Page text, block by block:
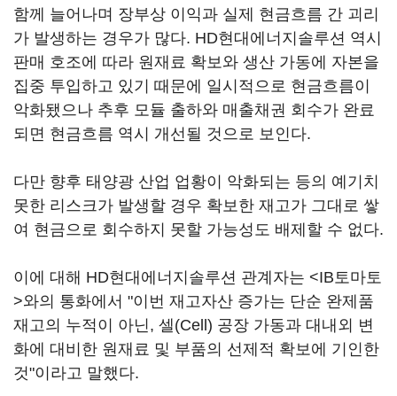
함께 늘어나며 장부상 이익과 실제 현금흐름 간 괴리
가 발생하는 경우가 많다. HD현대에너지솔루션 역시
판매 호조에 따라 원재료 확보와 생산 가동에 자본을
집중 투입하고 있기 때문에 일시적으로 현금흐름이
악화됐으나 추후 모듈 출하와 매출채권 회수가 완료
되면 현금흐름 역시 개선될 것으로 보인다.
다만 향후 태양광 산업 업황이 악화되는 등의 예기치
못한 리스크가 발생할 경우 확보한 재고가 그대로 쌓
여 현금으로 회수하지 못할 가능성도 배제할 수 없다.
이에 대해 HD현대에너지솔루션 관계자는 <IB토마토
>와의 통화에서 "이번 재고자산 증가는 단순 완제품
재고의 누적이 아닌, 셀(Cell) 공장 가동과 대내외 변
화에 대비한 원재료 및 부품의 선제적 확보에 기인한
것"이라고 말했다.